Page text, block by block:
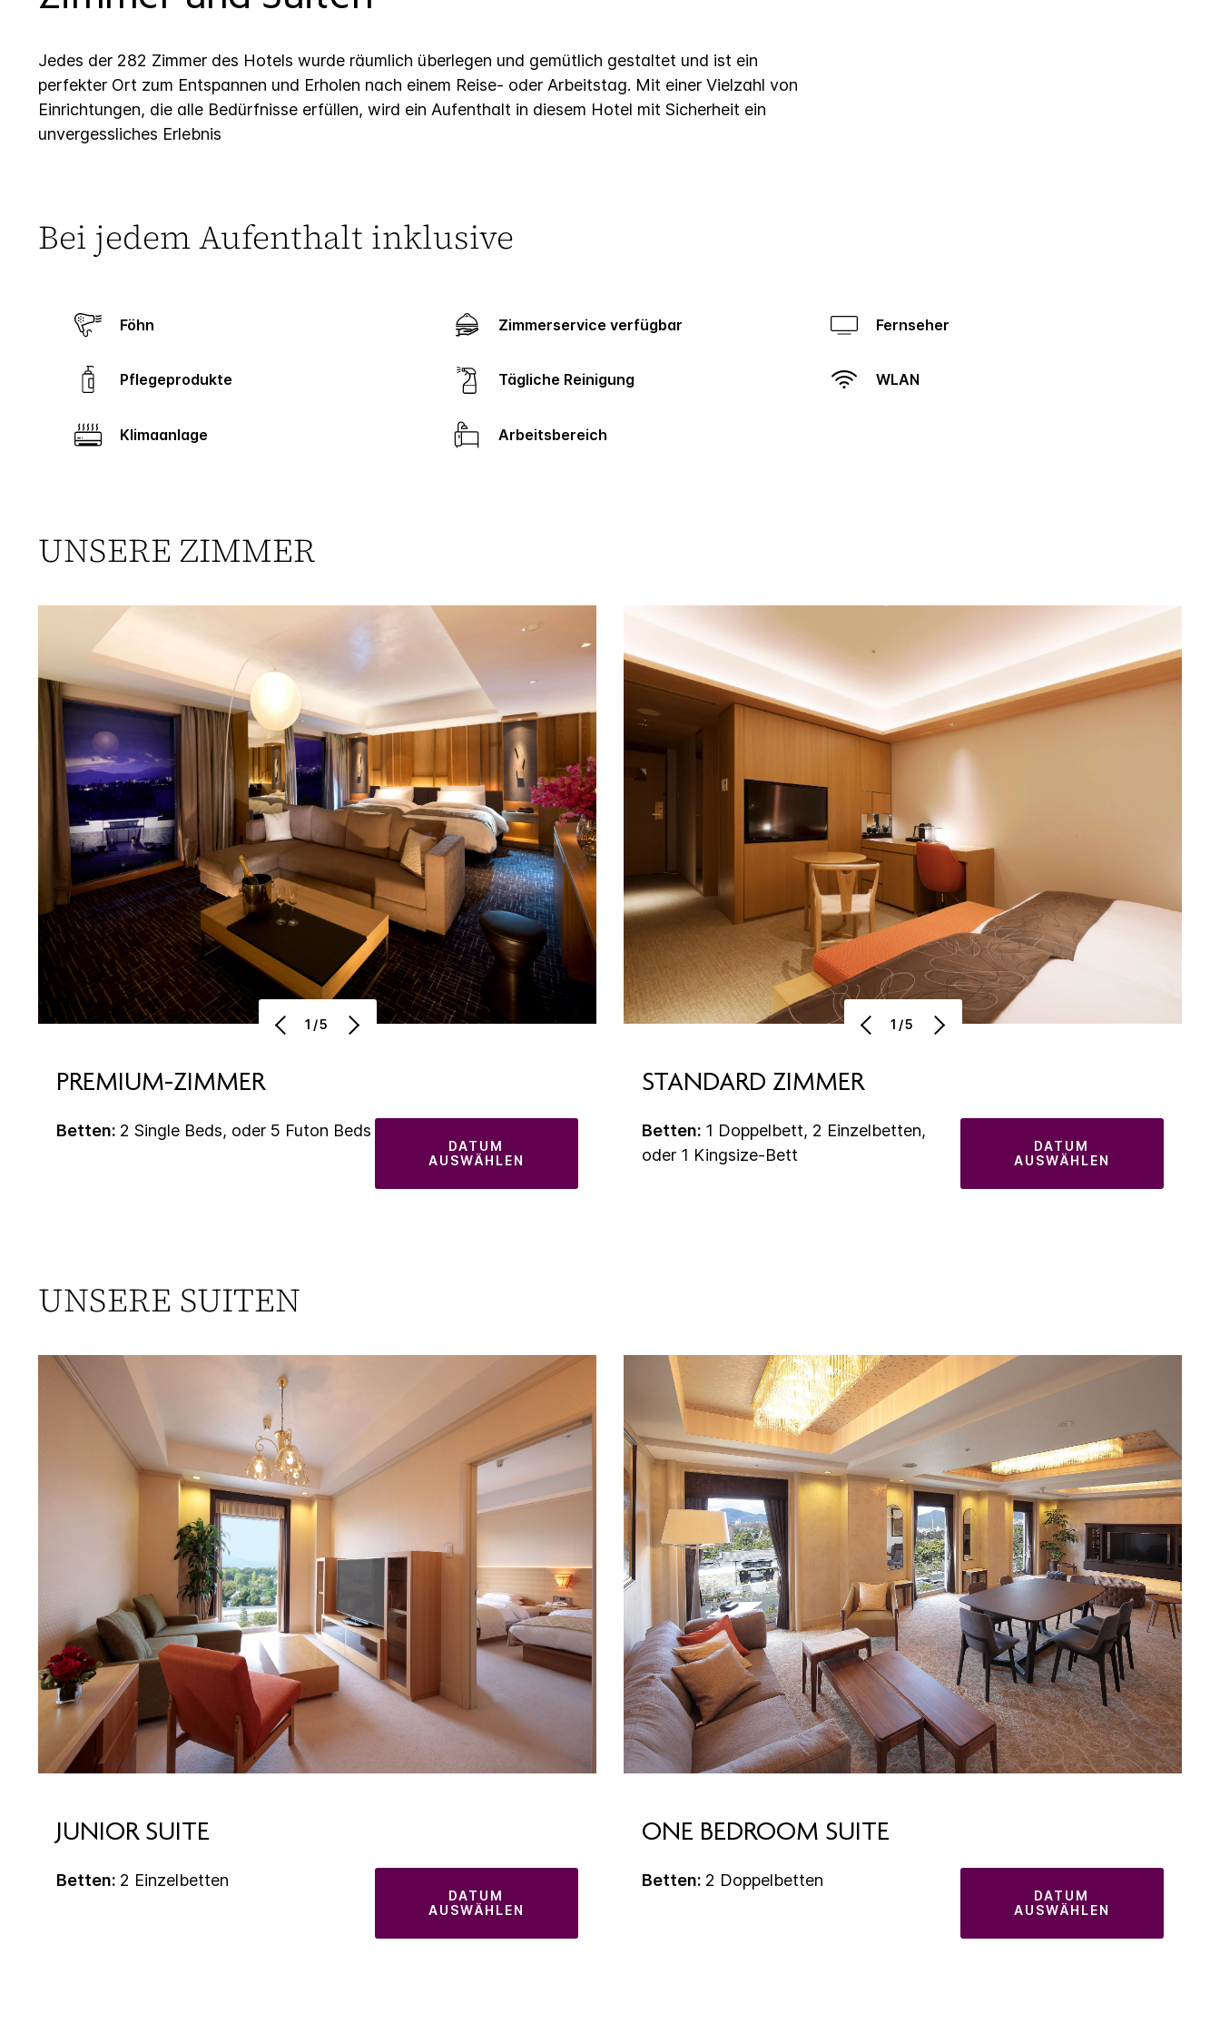
Jedes der 282 Zimmer des Hotels wurde räumlich überlegen und gemütlich gestaltet und ist ein
perfekter Ort zum Entspannen und Erholen nach einem Reise- oder Arbeitstag. Mit einer Vielzahl von
Einrichtungen, die alle Bedürfnisse erfüllen, wird ein Aufenthalt in diesem Hotel mit Sicherheit ein
unvergessliches Erlebnis
Bei jedem Aufenthalt inklusive
Föhn Zimmerservice verfügbar Fernseher
Pflegeprodukte Tägliche Reinigung WLAN
Klimaanlage Arbeitsbereich
UNSERE ZIMMER
1/5
PREMIUM-ZIMMER
Betten: 2 Single Beds, oder 5 Futon Beds
DATUM
AUSWÄHLEN
1/5
STANDARD ZIMMER
Betten: 1 Doppelbett, 2 Einzelbetten,
oder 1 Kingsize-Bett
DATUM
AUSWÄHLEN
UNSERE SUITEN
JUNIOR SUITE
Betten: 2 Einzelbetten
DATUM
AUSWÄHLEN
ONE BEDROOM SUITE
Betten: 2 Doppelbetten
DATUM
AUSWÄHLEN